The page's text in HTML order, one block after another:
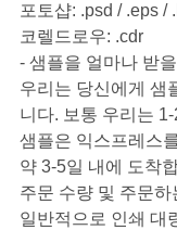
포토샵: .psd / .eps /
코렐드로우: .cdr
- 샘플을 얼마나 받
우리는 당신에게 샘
니다. 보통 우리는
샘플은 익스프레스
약 3-5일 내에 도착
주문 수량 및 주문
일반적으로 인쇄 대